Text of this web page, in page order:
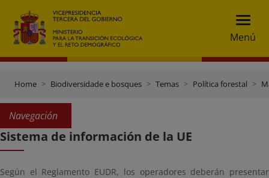
Menú
Home Biodiversidade e bosques Temas Política forestal
Navegación
Sistema de información de la UE
Según el Reglamento EUDR, los operadores deberán presentar